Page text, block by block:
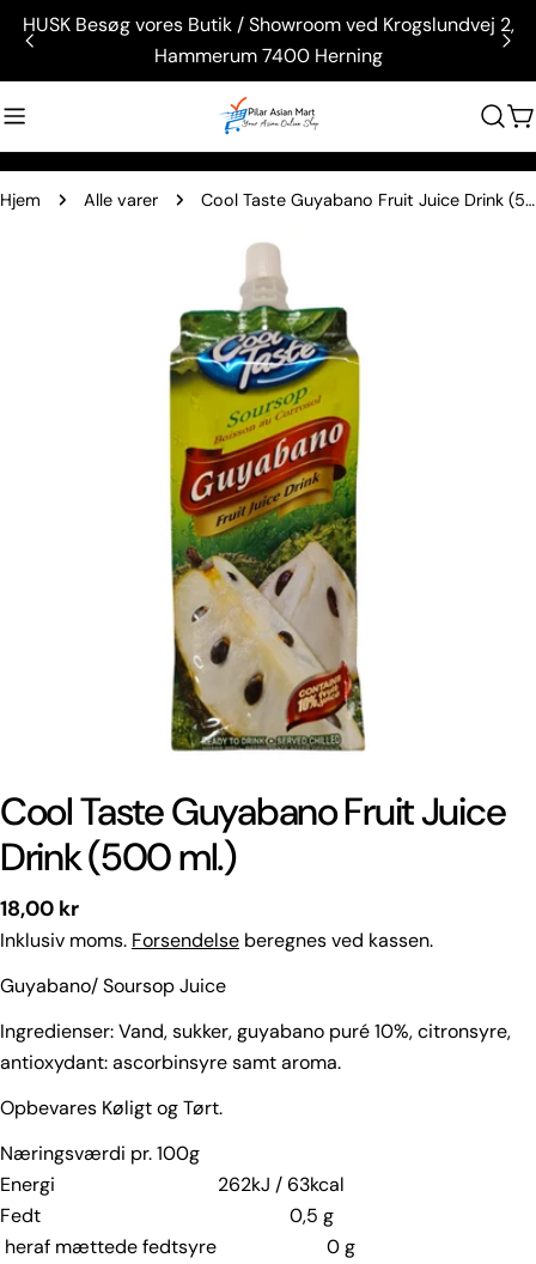
indhold
HUSK Besøg vores Butik / Showroom ved Krogslundvej 2,
Hammerum 7400 Herning
Hjem Alle varer Cool Taste Guyabano Fruit Juice Drink (500 ml.)
medie 0 i modal
Cool Taste Guyabano Fruit Juice
Drink (500 ml.)
Normal
pris
18,00 kr
Inklusiv moms. Forsendelse beregnes ved kassen.
Guyabano/ Soursop Juice
Ingredienser:Vand, sukker, guyabano puré 10%, citronsyre,
antioxydant: ascorbinsyre samt aroma.
Opbevares Køligt og Tørt.
Næringsværdi pr. 100g
Energi 262kJ / 63kcal
Fedt 0,5 g
heraf mættede fedtsyre 0 g